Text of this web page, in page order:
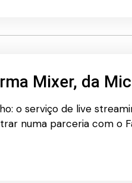
Mixer, da
o serviço de live
numa parceria com o